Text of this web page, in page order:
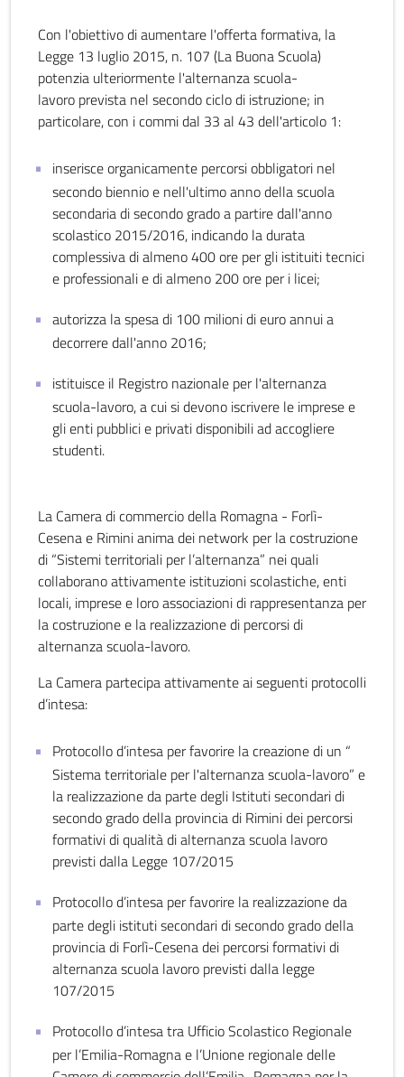
Con l'obiettivo di aumentare l'offerta formativa, la
Legge 13 luglio 2015, n. 107 (La Buona Scuola)
potenzia ulteriormente l'alternanza scuola-
lavoro prevista nel secondo ciclo di istruzione; in
particolare, con i commi dal 33 al 43 dell'articolo 1:
inserisce organicamente percorsi obbligatori nel
secondo biennio e nell'ultimo anno della scuola
secondaria di secondo grado a partire dall'anno
scolastico 2015/2016, indicando la durata
complessiva di almeno 400 ore per gli istituiti tecnici
e professionali e di almeno 200 ore per i licei;
autorizza la spesa di 100 milioni di euro annui a
decorrere dall'anno 2016;
istituisce il Registro nazionale per l'alternanza
scuola-lavoro, a cui si devono iscrivere le imprese e
gli enti pubblici e privati disponibili ad accogliere
studenti.
La Camera di commercio della Romagna - Forlì-
Cesena e Rimini anima dei network per la costruzione
di “Sistemi territoriali per l’alternanza” nei quali
collaborano attivamente istituzioni scolastiche, enti
locali, imprese e loro associazioni di rappresentanza per
la costruzione e la realizzazione di percorsi di
alternanza scuola-lavoro.
La Camera partecipa attivamente ai seguenti protocolli
d’intesa:
Protocollo d’intesa per favorire la creazione di un “
Sistema territoriale per l'alternanza scuola-lavoro” e
la realizzazione da parte degli Istituti secondari di
secondo grado della provincia di Rimini dei percorsi
formativi di qualità di alternanza scuola lavoro
previsti dalla Legge 107/2015
Protocollo d’intesa per favorire la realizzazione da
parte degli istituti secondari di secondo grado della
provincia di Forlì-Cesena dei percorsi formativi di
alternanza scuola lavoro previsti dalla legge
107/2015
Protocollo d’intesa tra Ufficio Scolastico Regionale
per l’Emilia-Romagna e l’Unione regionale delle